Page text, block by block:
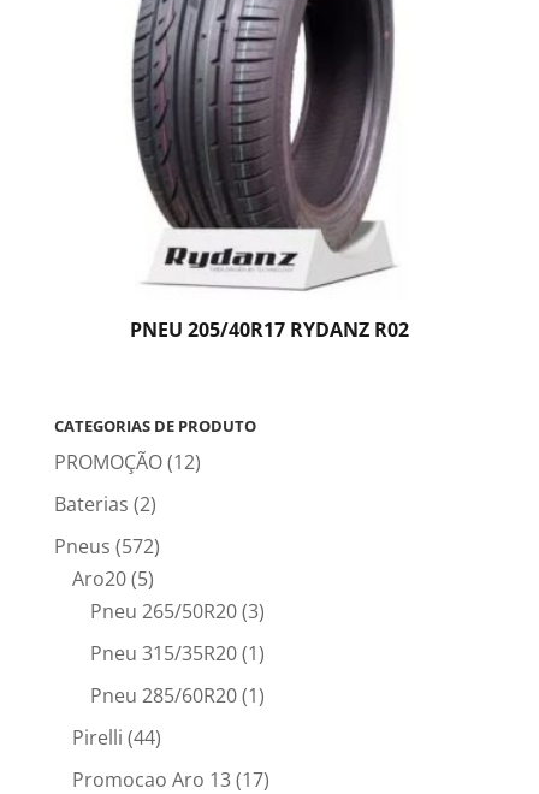
PNEU 205/40R17 RYDANZ R02
CATEGORIAS DE PRODUTO
PROMOÇÃO(12)
Baterias (2)
Pneus (572)
Aro20(5)
Pneu 265/50R20(3)
Pneu 315/35R20(1)
Pneu 285/60R20(1)
Pirelli (44)
Promocao Aro 13(17)